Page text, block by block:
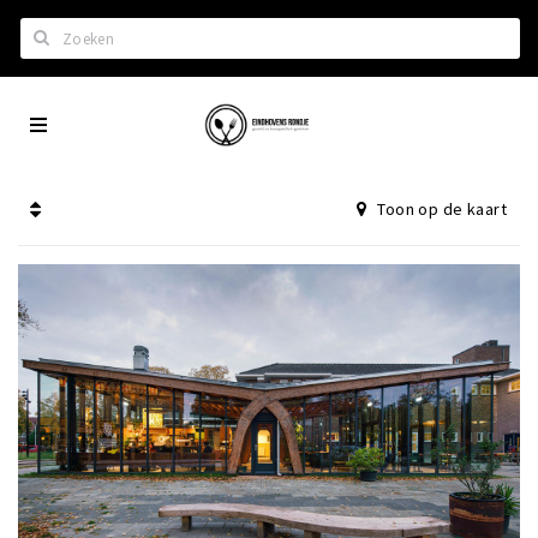
Home
Het laatste nieuws in Eindhoven
Restaurants en meer
Agenda
Hotels
Eindhovense Rondjes
Te koop en te huur
City
Toon op de kaart